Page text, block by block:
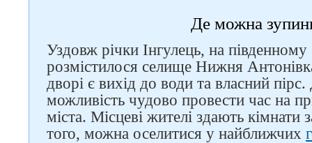
Де можна
Уздовж річки Інгулець, на південному
розмістилося селище Нижня
дворі є вихід до води та власний
можливість чудово провести час на
міста. Місцеві жителі здають
того, можна оселитися у найближчих